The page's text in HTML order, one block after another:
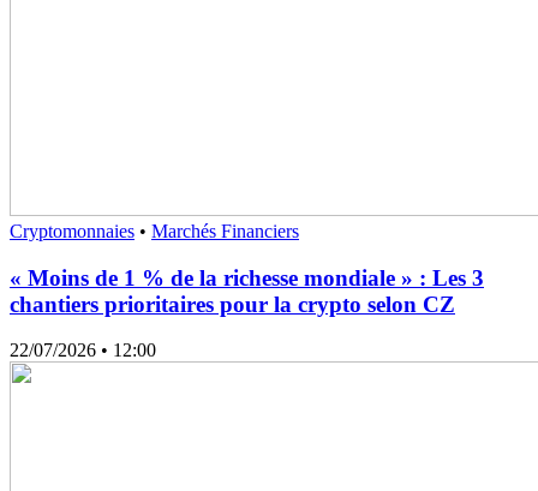
Cryptomonnaies • Marchés Financiers
« Moins de 1 % de la richesse mondiale » : Les 3
chantiers prioritaires pour la crypto selon CZ
22/07/2026 • 12:00